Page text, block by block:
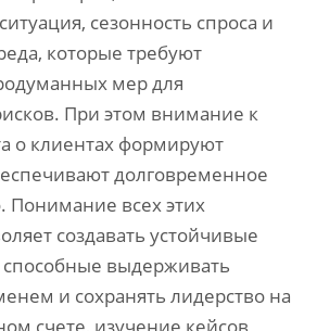
сезонность спроса и
которые требуют
мер для
При этом внимание к
о клиентах формируют
долговременное
Понимание всех этих
создавать устойчивые
способные выдерживать
и сохранять лидерство на